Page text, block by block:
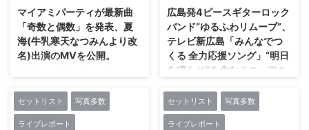
ング含む8thシングル『未来飛
行』を7月25日(水)に発売するこ
とが発表された。 これは、 5月
19日(土)に六本木morph-tokyoで
されたもの。 1部はメンバープロ
デ ...
ク」）は、 「レコチョクアワー
ド 月間最優秀楽曲賞 201８年4月
度」を発表いたします。 「レコ
チョクランキング」は米津玄師
「Lemon」が3カ月連続となる１
位を獲得 しました。 「Lemon」
マ「アンナチュラル」の主題歌
として書き下ろされた楽曲で、
マイアミパーティが最新曲
「奇数と偶数」を発表、夏
海(牛乳寒天なつみんより改
名)出演のMVを公開。
が本日Youtubeにて「奇数と偶
数」のミュージックビデオを公開
した。 2月に発売した1stミニア
広島発4ピースギターロック
バンド“ゆるふわリムーブ”、
テレビ新広島「みんなでつ
くる 全力応援ソング」“明日
を鳴らせ”を含むミニ・アル
インディーズおよび新人アーティ
ストの音楽活動支援を行う
セットリスト 写真多数
ライブレポート
セットリスト 写真多数
ライブレポート